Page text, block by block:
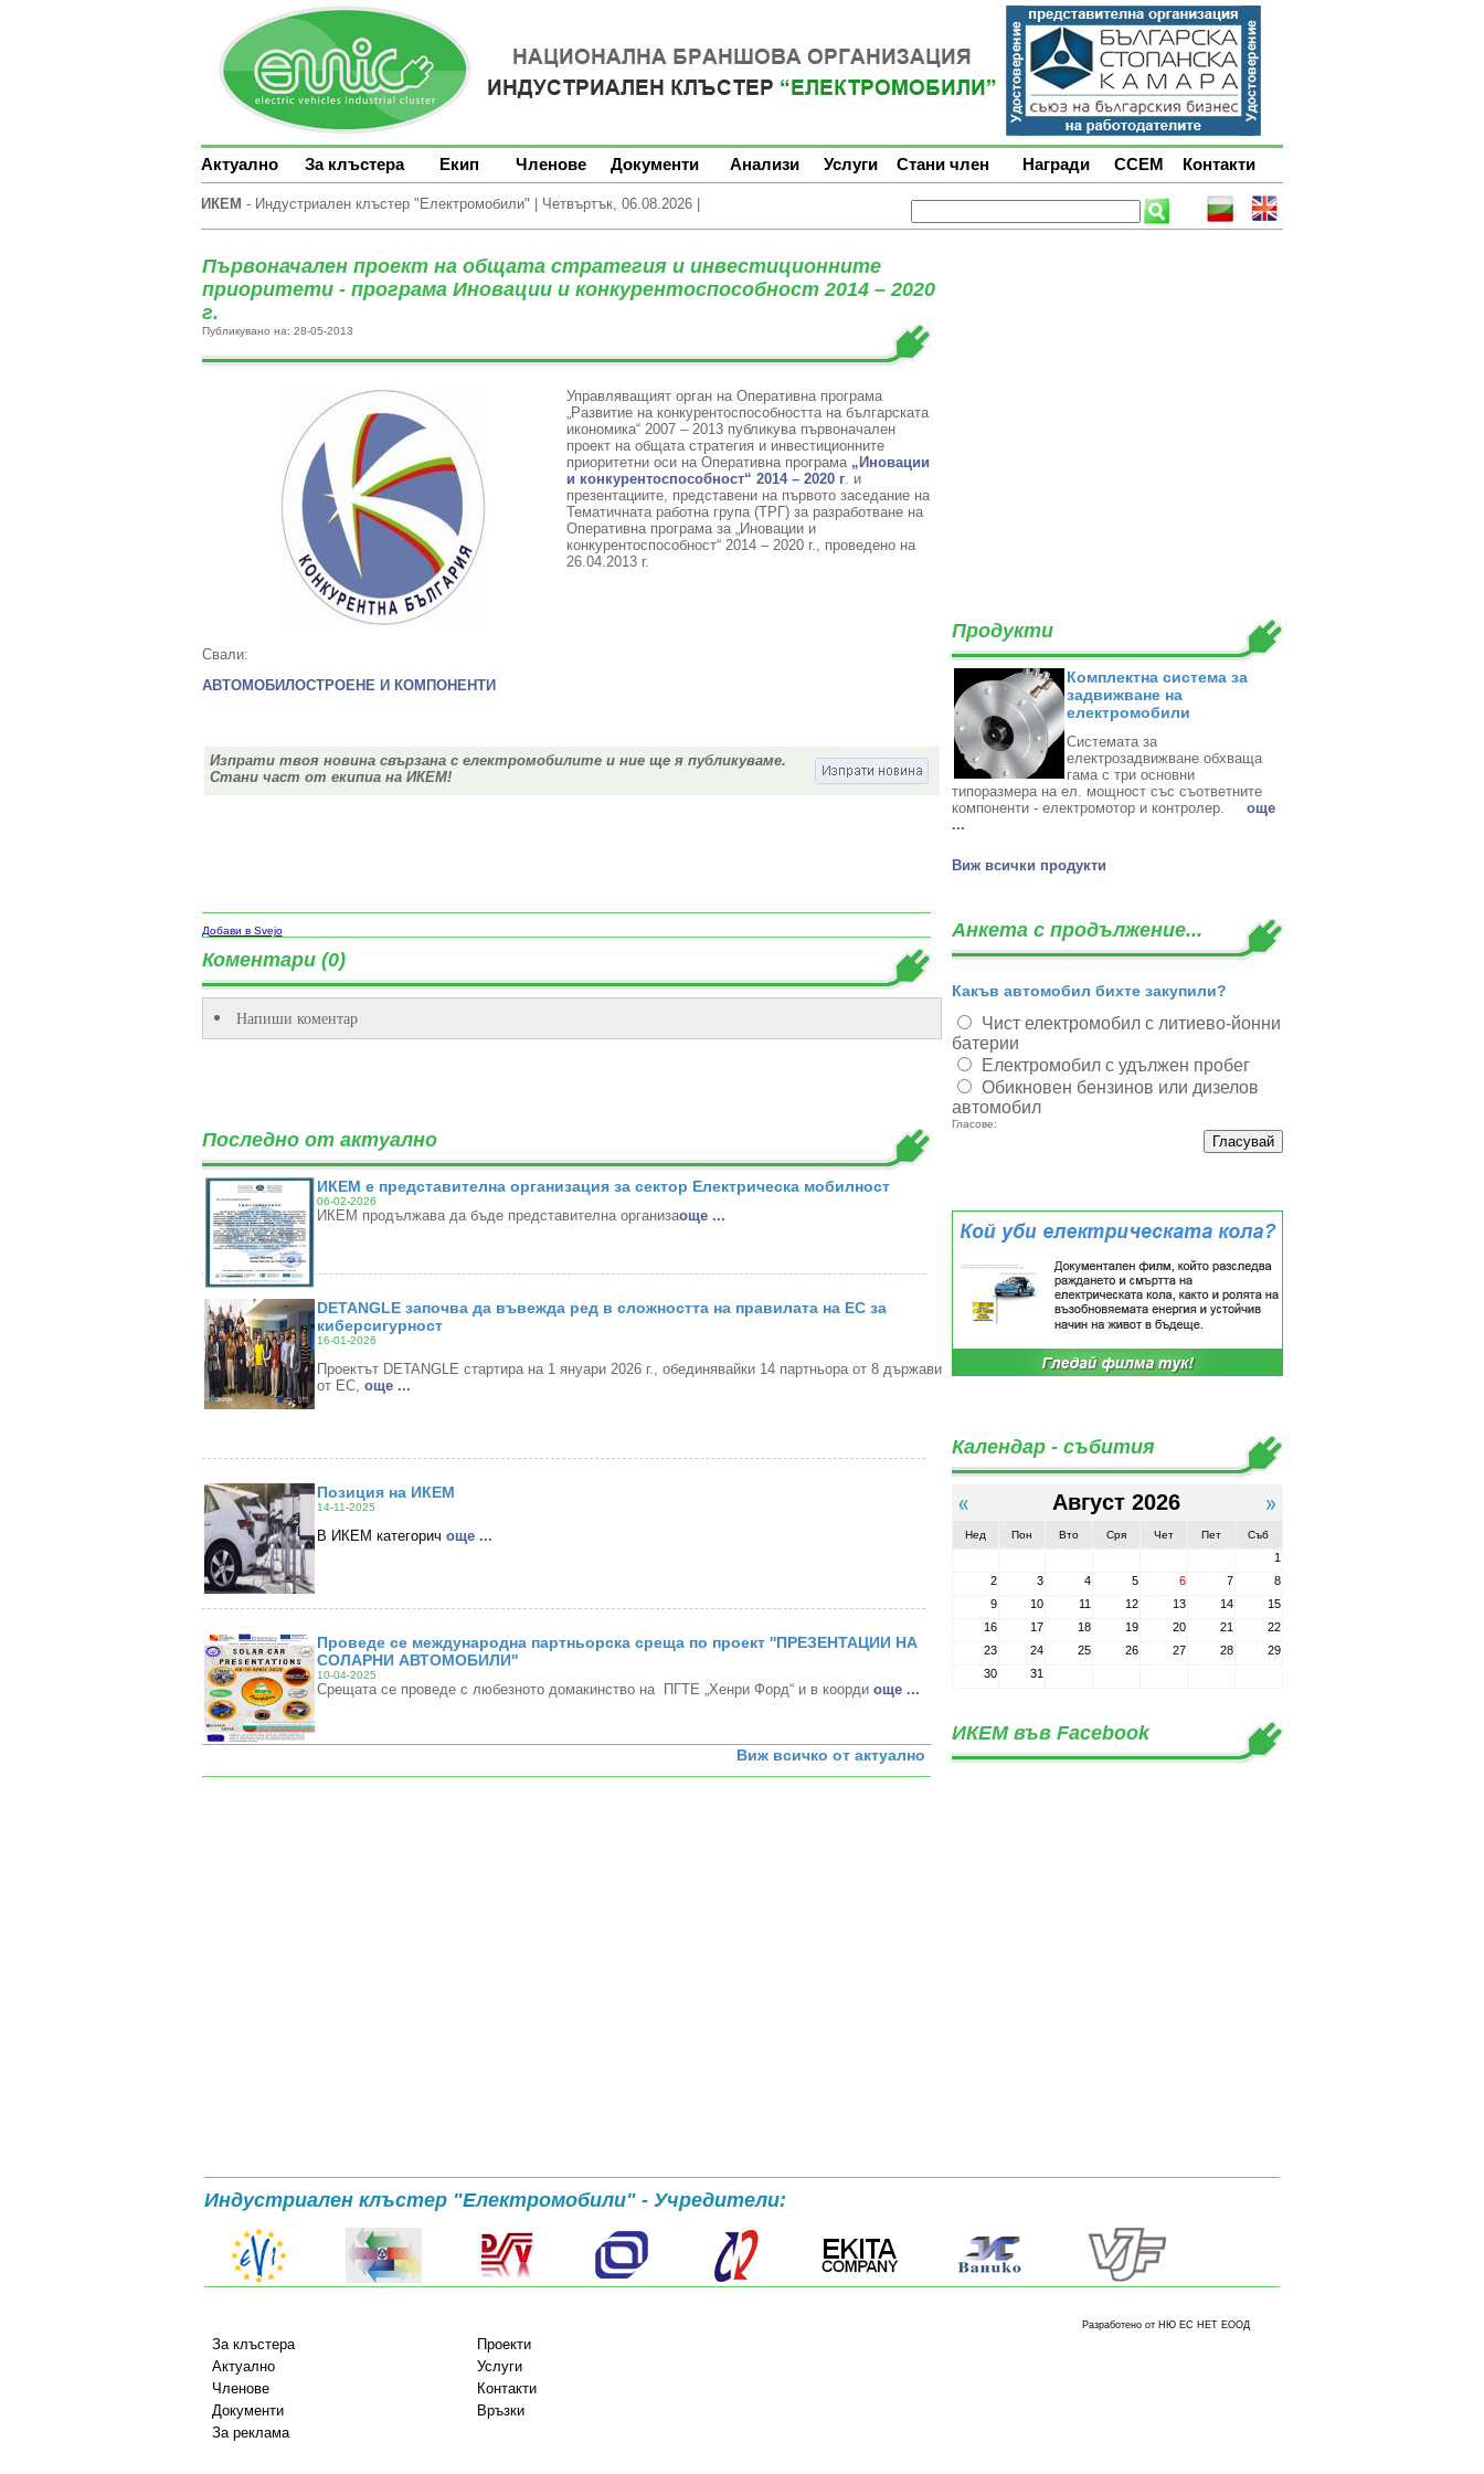
Актуално За клъстера Екип Членове Документи Анализи Услуги Стани член Награди ССЕМ Контакти
ИКЕМ - Индустриален клъстер "Електромобили" | Четвъртък, 06.08.2026 |
Първоначален проект на общата стратегия и инвестиционните
приоритети - програма Иновации и конкурентоспособност 2014 – 2020
г.
Публикувано на: 28-05-2013
Управляващият орган на Оперативна програма
„Развитие на конкурентоспособността на българската
икономика“ 2007 – 2013 публикува първоначален
проект на общата стратегия и инвестиционните
приоритетни оси на Оперативна програма „Иновации
и конкурентоспособност“ 2014 – 2020 г. и
презентациите, представени на първото заседание на
Тематичната работна група (ТРГ) за разработване на
Оперативна програма за „Иновации и
конкурентоспособност“ 2014 – 2020 г., проведено на
26.04.2013 г.
Свали:
АВТОМОБИЛОСТРОЕНЕ И КОМПОНЕНТИ
Изпрати твоя новина свързана с електромобилите и ние ще я публикуваме.
Стани част от екипиа на ИКЕМ!
Добави в Svejo
Коментари (0)
Напиши коментар
Последно от актуално
ИКЕМ е представителна организация за сектор Електрическа мобилност
06-02-2026
ИКЕМ продължава да бъде представителна организаoще ...
DETANGLE започва да въвежда ред в сложността на правилата на ЕС за
киберсигурност
16-01-2026
Проектът DETANGLE стартира на 1 януари 2026 г., обединявайки 14 партньора от 8 държави
от ЕС, oще ...
Позиция на ИКЕМ
14-11-2025
В ИКЕМ категорич oще ...
Проведе се международна партньорска среща по проект ''ПРЕЗЕНТАЦИИ НА
СОЛАРНИ АВТОМОБИЛИ''
10-04-2025
Срещата се проведе с любезното домакинство на ПГТЕ „Хенри Форд“ и в коорди oще ...
Виж всичко от актуално
Продукти
Комплектна система за
задвижване на
електромобили
Системата за
електрозадвижване обхваща
гама с три основни
типоразмера на ел. мощност със съответните
компоненти - електромотор и контролер. ‎ oще
...
Виж всички продукти
Анкета с продължение...
Какъв автомобил бихте закупили?
Чист електромобил с литиево-йонни
батерии
Електромобил с удължен пробег
Обикновен бензинов или дизелов
автомобил
Гласове:
Календар - събития
Август 2026
Нед Пон Вто Сря Чет Пет Съб
1
2
3 4 5 6 7
8
9
10 11 12 13 14
15
16
17 18 19 20 21
22
23
24 25 26 27 28
29
30
31
ИКЕМ във Facebook
Индустриален клъстер "Електромобили" - Учредители:
За клъстера
Проекти
Актуално
Услуги
Членове
Контакти
Документи
Връзки
За реклама
Разработено от НЮ ЕС НЕТ ЕООД